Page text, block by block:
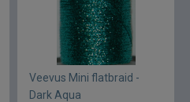
Veevus Mini flatbraid -
Dark Aqua